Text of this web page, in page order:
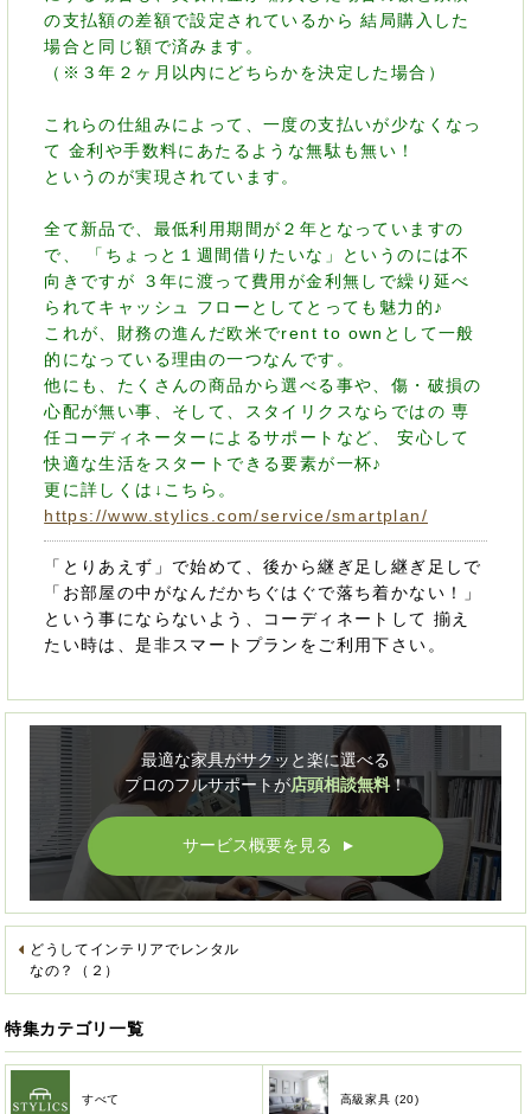
の支払額の差額で設定されているから 結局購入した
場合と同じ額で済みます。
（※３年２ヶ月以内にどちらかを決定した場合）
これらの仕組みによって、一度の支払いが少なくなっ
て 金利や手数料にあたるような無駄も無い！
というのが実現されています。
全て新品で、最低利用期間が２年となっていますの
で、 「ちょっと１週間借りたいな」というのには不
向きですが ３年に渡って費用が金利無しで繰り延べ
られてキャッシュ フローとしてとっても魅力的♪
これが、財務の進んだ欧米でrent to ownとして一般
的になっている理由の一つなんです。
他にも、たくさんの商品から選べる事や、傷・破損の
心配が無い事、そして、スタイリクスならではの 専
任コーディネーターによるサポートなど、 安心して
快適な生活をスタートできる要素が一杯♪
更に詳しくは↓こちら。
https://www.stylics.com/service/smartplan/
「とりあえず」で始めて、後から継ぎ足し継ぎ足しで
「お部屋の中がなんだかちぐはぐで落ち着かない！」
という事にならないよう、コーディネートして 揃え
たい時は、是非スマートプランをご利用下さい。
最適な家具がサクッと楽に選べる
プロのフルサポートが店頭相談無料！
サービス概要を見る ▲
どうしてインテリアでレンタル
なの？（２）
特集カテゴリ一覧
すべて 高級家具 (20)